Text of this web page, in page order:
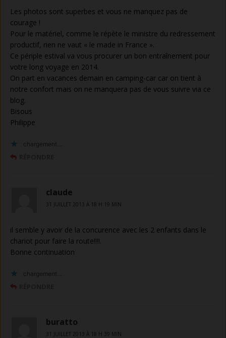
Les photos sont superbes et vous ne manquez pas de
courage !
Pour le matériel, comme le répète le ministre du redressement
productif, rien ne vaut « le made in France ».
Ce périple estival va vous procurer un bon entraînement pour
votre long voyage en 2014.
On part en vacances demain en camping-car car on tient à
notre confort mais on ne manquera pas de vous suivre via ce
blog.
Bisous
Philippe
chargement…
claude
31 JUILLET 2013 À 18 H 19 MIN
il semble y avoir de la concurence avec les 2 enfants dans le
chariot pour faire la route!!!!.
Bonne continuation
chargement…
buratto
31 JUILLET 2013 À 18 H 39 MIN